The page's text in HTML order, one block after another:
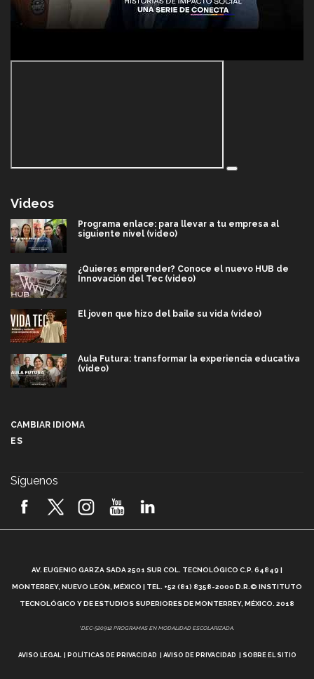
Videos
Programa enlace: para llevar a tu empresa al
siguiente nivel (video)
¿Quieres emprender? Conoce el nuevo HUB de
Innovación del Tec (video)
El joven que hizo del baile su vida (video)
Aula Futura: transformar la experiencia educativa
(video)
2026! (video)
¿Cómo es el Modelo Educativo Tec? (video)
Vida Tec: Feminismo e Inteligencia Artificial, Paola
CAMBIAR IDIOMA
ES
Síguenos
AV. EUGENIO GARZA SADA 2501 SUR COL. TECNOLÓGICO C.P. 64849 |
MONTERREY, NUEVO LEÓN, MÉXICO | TEL. +52 (81) 8358-2000 D.R.© INSTITUTO
TECNOLÓGICO Y DE ESTUDIOS SUPERIORES DE MONTERREY, MÉXICO. 2018
*DEC-520912 PROGRAMAS EN MODALIDAD ESCOLARIZADA.
AVISO LEGAL POLÍTICAS DE PRIVACIDAD AVISO DE PRIVACIDAD SOBRE EL SITIO